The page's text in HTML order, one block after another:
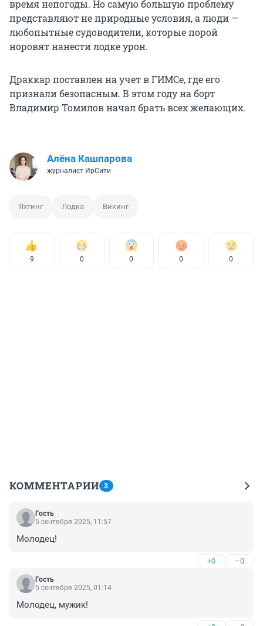
время непогоды. Но самую большую проблему
представляют не природные условия, а люди —
любопытные судоводители, которые порой
норовят нанести лодке урон.
Драккар поставлен на учет в ГИМСе, где его
признали безопасным. В этом году на борт
Владимир Томилов начал брать всех желающих.
Алёна Кашпарова
журналист ИрСити
Яхтинг Лодка Викинг
9 0 0 0 0
КОММЕНТАРИИ 3
Гость
5 сентября 2025, 11:57
Молодец!
+0 –0
Гость
5 сентября 2025, 01:14
Молодец, мужик!